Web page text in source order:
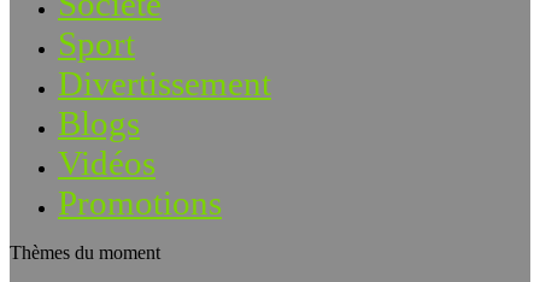
Sport
Divertissement
Blogs
Vidéos
Promotions
Thèmes du moment